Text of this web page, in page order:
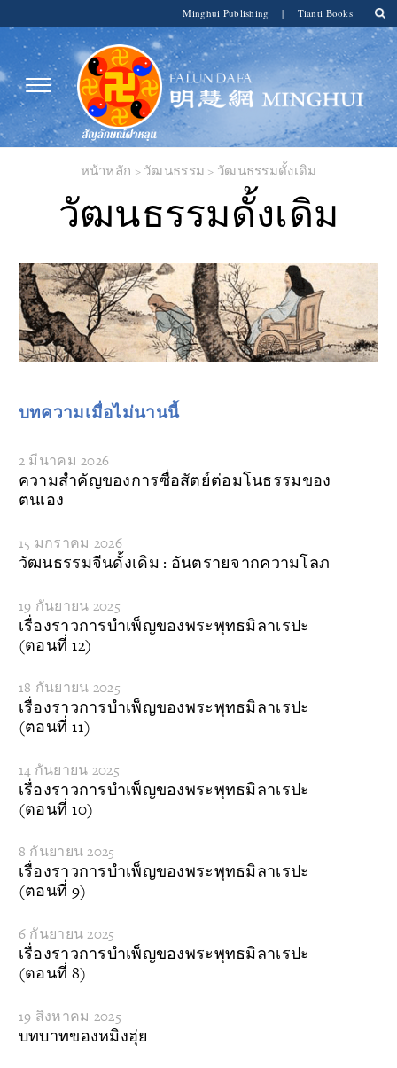
Minghui Publishing | Tianti Books
หน้าหลัก > วัฒนธรรม > วัฒนธรรมดั้งเดิม
วัฒนธรรมดั้งเดิม
บทความเมื่อไม่นานนี้
2 มีนาคม 2026
ความสำคัญของการซื่อสัตย์ต่อมโนธรรมของ
ตนเอง
15 มกราคม 2026
วัฒนธรรมจีนดั้งเดิม : อันตรายจากความโลภ
19 กันยายน 2025
เรื่องราวการบำเพ็ญของพระพุทธมิลาเรปะ
(ตอนที่ 12)
18 กันยายน 2025
เรื่องราวการบำเพ็ญของพระพุทธมิลาเรปะ
(ตอนที่ 11)
14 กันยายน 2025
เรื่องราวการบำเพ็ญของพระพุทธมิลาเรปะ
(ตอนที่ 10)
8 กันยายน 2025
เรื่องราวการบำเพ็ญของพระพุทธมิลาเรปะ
(ตอนที่ 9)
6 กันยายน 2025
เรื่องราวการบำเพ็ญของพระพุทธมิลาเรปะ
(ตอนที่ 8)
19 สิงหาคม 2025
บทบาทของหมิงฮุ่ย